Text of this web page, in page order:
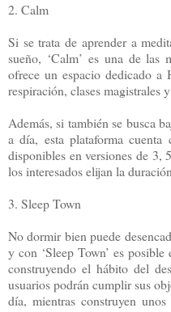
2. Calm
Si se trata de aprender a
sueño, ‘Calm’ es una de las
ofrece un espacio dedicado a
respiración, clases magistrales
Además, si también se busca
a día, esta plataforma cuenta
disponibles en versiones de
los interesados elijan la
3. Sleep Town
No dormir bien puede
y con ‘Sleep Town’ es
construyendo el hábito del
usuarios podrán cumplir sus
día, mientras construyen